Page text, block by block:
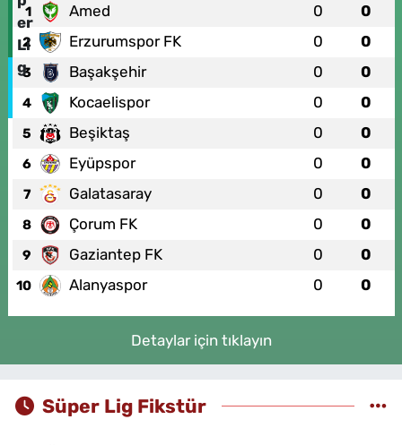
1 Amed 0 0
2 Erzurumspor FK 0 0
3 Başakşehir 0 0
4 Kocaelispor 0 0
5 Beşiktaş 0 0
6 Eyüpspor 0 0
7 Galatasaray 0 0
8 Çorum FK 0 0
9 Gaziantep FK 0 0
10 Alanyaspor 0 0
Detaylar için tıklayın
Süper Lig Fikstür